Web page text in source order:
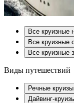
Все круизные
Все круизные
Все круизные
Виды путешествий
Речные круизы
Дайвинг-